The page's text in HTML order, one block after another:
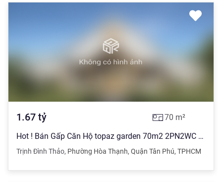
1.67 tỷ 70 m²
Hot ! Bán Gấp Căn Hộ topaz garden 70m2 2PN2WC Giá Chỉ 1,67 Tỷ
Trịnh Đình Thảo, Phường Hòa Thạnh, Quận Tân Phú, TPHCM